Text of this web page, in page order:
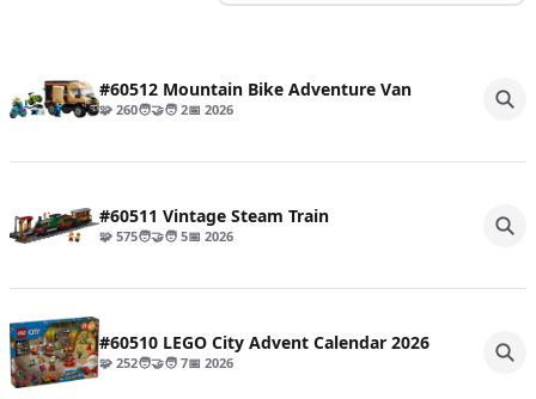
#60512 Mountain Bike Adventure Van
🧩 260🧑‍🤝‍🧑 2📅 2026
#60511 Vintage Steam Train
🧩 575🧑‍🤝‍🧑 5📅 2026
#60510 LEGO City Advent Calendar 2026
🧩 252🧑‍🤝‍🧑 7📅 2026